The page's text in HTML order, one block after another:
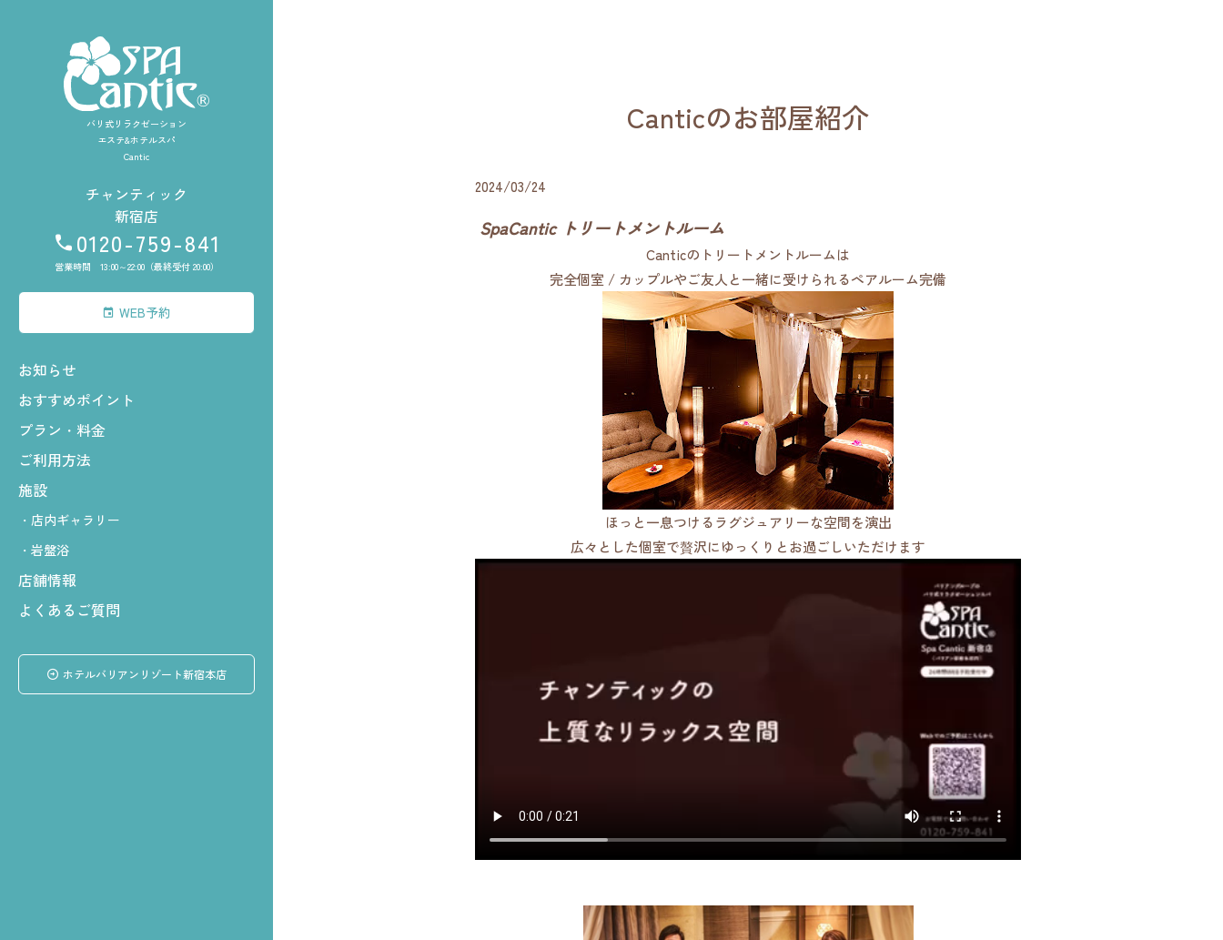
バリ式リラクゼーション
エステ&ホテルスパ
Cantic
チャンティック
新宿店
0120-759-841
営業時間 13:00～22:00（最終受付 20:00）
WEB予約
お知らせ
おすすめポイント
プラン・料金
ご利用方法
施設
店内ギャラリー
岩盤浴
店舗情報
よくあるご質問
ホテルバリアンリゾート新宿本店
Canticのお部屋紹介
2024/03/24
SpaCantic トリートメントルーム
Canticのトリートメントルームは
完全個室 / カップルやご友人と一緒に受けられるペアルーム完備
ほっと一息つけるラグジュアリーな空間を演出
広々とした個室で贅沢にゆっくりとお過ごしいただけます